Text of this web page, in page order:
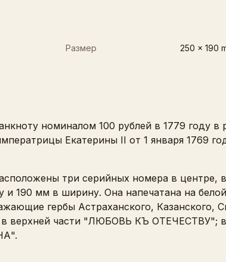
Размер
250 x 190
номиналом 100 рублей в 1779 году в
Екатерины II от 1 января 1769
три серийных номера в
190 мм в ширину. Она напечатана на
гербы Астраханского, Казанского,
в верхней части "ЛЮБОВЬ КЪ